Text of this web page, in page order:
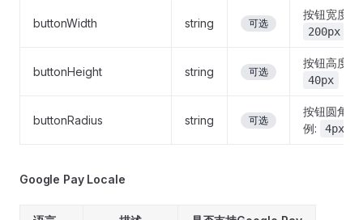
buttonWidth string 可选
按钮宽度
200px
buttonHeight string 可选
按钮高度
40px
buttonRadius string 可选
按钮圆角边
例:
4px
Google Pay Locale